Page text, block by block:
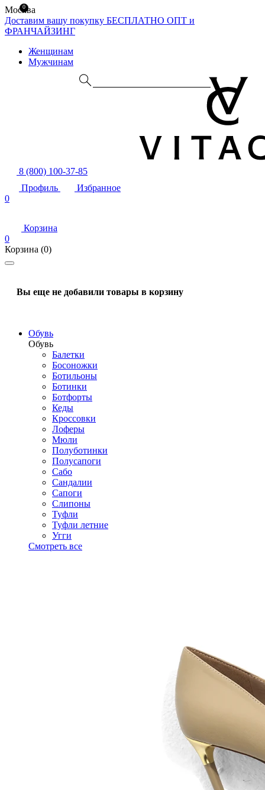
Москва
Доставим вашу покупку БЕСПЛАТНО ОПТ и
ФРАНЧАЙЗИНГ
Женщинам
Мужчинам
8 (800) 100-37-85
Профиль
Избранное
0
Корзина
0
Корзина (0)
Вы еще не добавили товары в корзину
Обувь
Обувь
Балетки
Босоножки
Ботильоны
Ботинки
Ботфорты
Кеды
Кроссовки
Лоферы
Мюли
Полуботинки
Полусапоги
Сабо
Сандалии
Сапоги
Слипоны
Туфли
Туфли летние
Угги
Смотреть все
0